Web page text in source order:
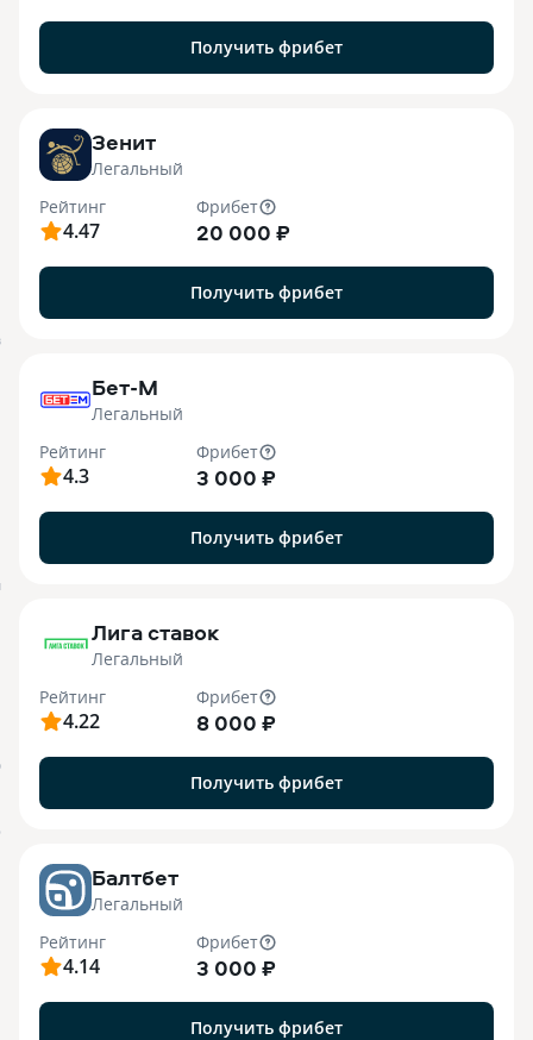
Получить фрибет
Зенит
Легальный
Рейтинг
4.47
Фрибет
20 000 ₽
Получить фрибет
Бет-М
Легальный
Рейтинг
4.3
Фрибет
3 000 ₽
Получить фрибет
Лига ставок
Легальный
Рейтинг
4.22
Фрибет
8 000 ₽
Получить фрибет
Балтбет
Легальный
Рейтинг
4.14
Фрибет
3 000 ₽
Получить фрибет